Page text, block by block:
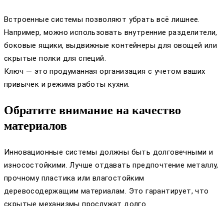
Встроенные системы позволяют убрать всё лишнее.
Например, можно использовать внутренние разделители,
боковые ящики, выдвижные контейнеры для овощей или
скрытые полки для специй.
Ключ — это продуманная организация с учетом ваших
привычек и режима работы кухни.
Обратите внимание на качество
материалов
Инновационные системы должны быть долговечными и
износостойкими. Лучше отдавать предпочтение металлу,
прочному пластика или влагостойким
деревосодержащим материалам. Это гарантирует, что
скрытые механизмы прослужат долго.